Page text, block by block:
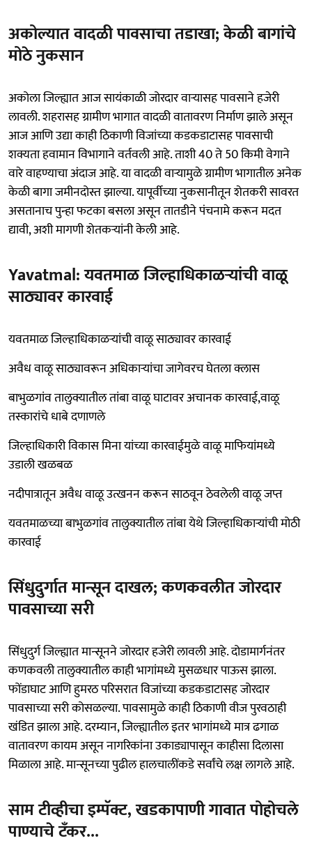
अकोल्यात वादळी पावसाचा तडाखा; केळी बागांचे
मोठे नुकसान
अकोला जिल्ह्यात आज सायंकाळी जोरदार वाऱ्यासह पावसाने हजेरी
लावली. शहरासह ग्रामीण भागात वादळी वातावरण निर्माण झाले असून
आज आणि उद्या काही ठिकाणी विजांच्या कडकडाटासह पावसाची
शक्यता हवामान विभागाने वर्तवली आहे. ताशी 40 ते 50 किमी वेगाने
वारे वाहण्याचा अंदाज आहे. या वादळी वाऱ्यामुळे ग्रामीण भागातील अनेक
केळी बागा जमीनदोस्त झाल्या. यापूर्वीच्या नुकसानीतून शेतकरी सावरत
असतानाच पुन्हा फटका बसला असून तातडीने पंचनामे करून मदत
द्यावी, अशी मागणी शेतकऱ्यांनी केली आहे.
Yavatmal: यवतमाळ जिल्हाधिकाळऱ्यांची वाळू
साठ्यावर कारवाई
यवतमाळ जिल्हाधिकाळऱ्यांची वाळू साठ्यावर कारवाई
अवैध वाळू साठ्यावरून अधिकाऱ्यांचा जागेवरच घेतला क्लास
बाभुळगांव तालुक्यातील तांबा वाळू घाटावर अचानक कारवाई,वाळू
तस्कारांचे धाबे दणाणले
जिल्हाधिकारी विकास मिना यांच्या कारवाईमुळे वाळू माफियांमध्ये
उडाली खळबळ
नदीपात्रातून अवैध वाळू उत्खनन करून साठवून ठेवलेली वाळू जप्त
यवतमाळच्या बाभुळगांव तालुक्यातील तांबा येथे जिल्हाधिकाऱ्यांची मोठी
कारवाई
सिंधुदुर्गात मान्सून दाखल; कणकवलीत जोरदार
पावसाच्या सरी
सिंधुदुर्ग जिल्ह्यात मान्सूनने जोरदार हजेरी लावली आहे. दोडामार्गनंतर
कणकवली तालुक्यातील काही भागांमध्ये मुसळधार पाऊस झाला.
फोंडाघाट आणि हुमरठ परिसरात विजांच्या कडकडाटासह जोरदार
पावसाच्या सरी कोसळल्या. पावसामुळे काही ठिकाणी वीज पुरवठाही
खंडित झाला आहे. दरम्यान, जिल्ह्यातील इतर भागांमध्ये मात्र ढगाळ
वातावरण कायम असून नागरिकांना उकाड्यापासून काहीसा दिलासा
मिळाला आहे. मान्सूनच्या पुढील हालचालींकडे सर्वांचे लक्ष लागले आहे.
साम टीव्हीचा इम्पॅक्ट, खडकापाणी गावात पोहोचले
पाण्याचे टँकर...